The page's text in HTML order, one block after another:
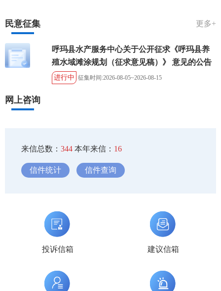
民意征集 更多+
呼玛县水产服务中心关于公开征求《呼玛县养
殖水域滩涂规划（征求意见稿）》 意见的公告
进行中 征集时间:2026-08-05~2026-08-15
网上咨询
来信总数： 344 本年来信： 16
信件统计 信件查询
投诉信箱 建议信箱